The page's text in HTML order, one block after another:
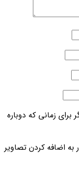
برای زمانی که دوباره
اضافه کردن تصاویر